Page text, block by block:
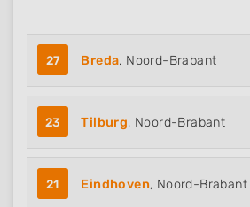
27 Breda, Noord-Brabant
23 Tilburg, Noord-Brabant
21 Eindhoven, Noord-Brabant